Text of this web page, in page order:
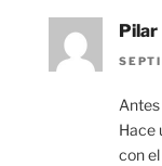
Pilar
Hace
con